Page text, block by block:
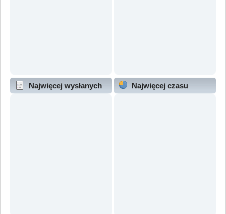
Najwięcej wysłanych
Najwięcej czasu